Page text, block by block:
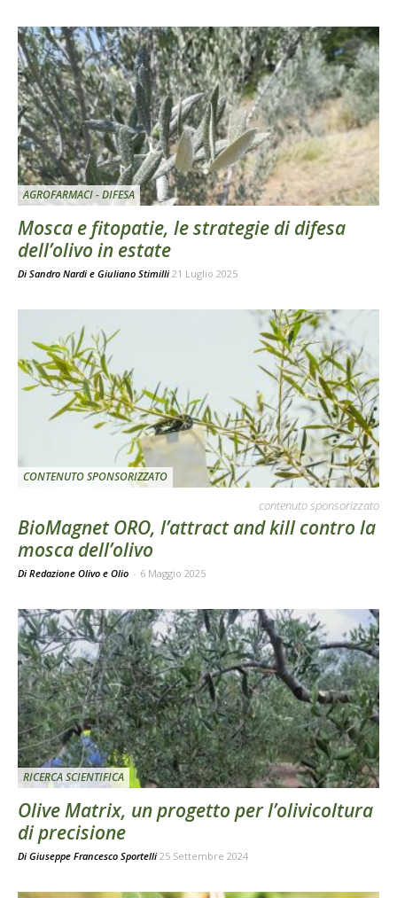
AGROFARMACI - DIFESA
Mosca e fitopatie, le strategie di difesa
dell’olivo in estate
Di Sandro Nardi e Giuliano Stimilli 21 Luglio 2025
CONTENUTO SPONSORIZZATO
contenuto sponsorizzato
BioMagnet ORO, l’attract and kill contro la
mosca dell’olivo
Di Redazione Olivo e Olio - 6 Maggio 2025
RICERCA SCIENTIFICA
Olive Matrix, un progetto per l’olivicoltura
di precisione
Di Giuseppe Francesco Sportelli 25 Settembre 2024